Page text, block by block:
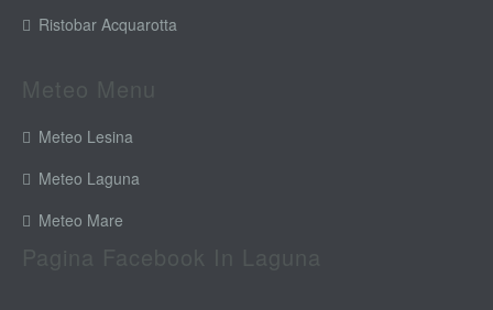
Ristobar Acquarotta
Meteo Lesina
Meteo Laguna
Meteo Mare